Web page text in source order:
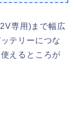
専用)まで幅広
テリーにつな
えるところが